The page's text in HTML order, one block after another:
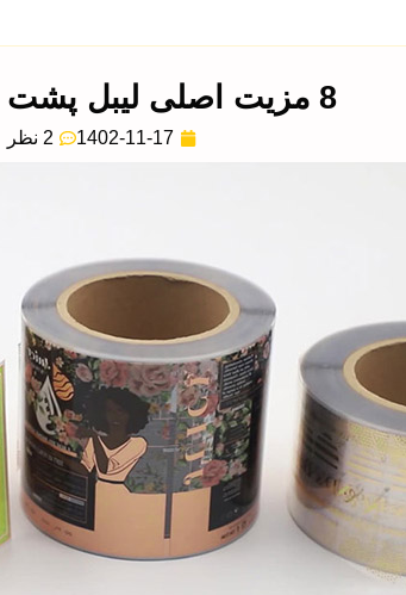
8 مزیت اصلی لیبل پشت چسب دار
1402-11-17 2 نظر